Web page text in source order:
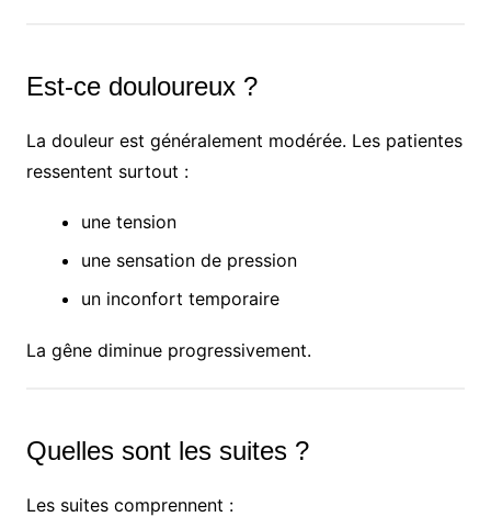
Est-ce douloureux ?
La douleur est généralement modérée. Les patientes
ressentent surtout :
une tension
une sensation de pression
un inconfort temporaire
La gêne diminue progressivement.
Quelles sont les suites ?
Les suites comprennent :